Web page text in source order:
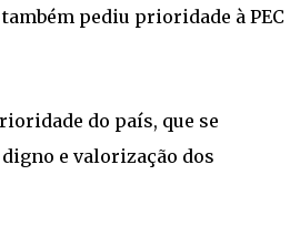
pediu prioridade à PEC
do país, que se
e valorização dos